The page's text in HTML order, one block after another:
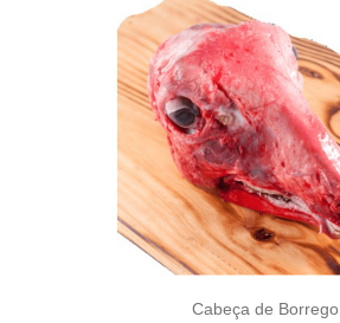
Cabeça de Borrego